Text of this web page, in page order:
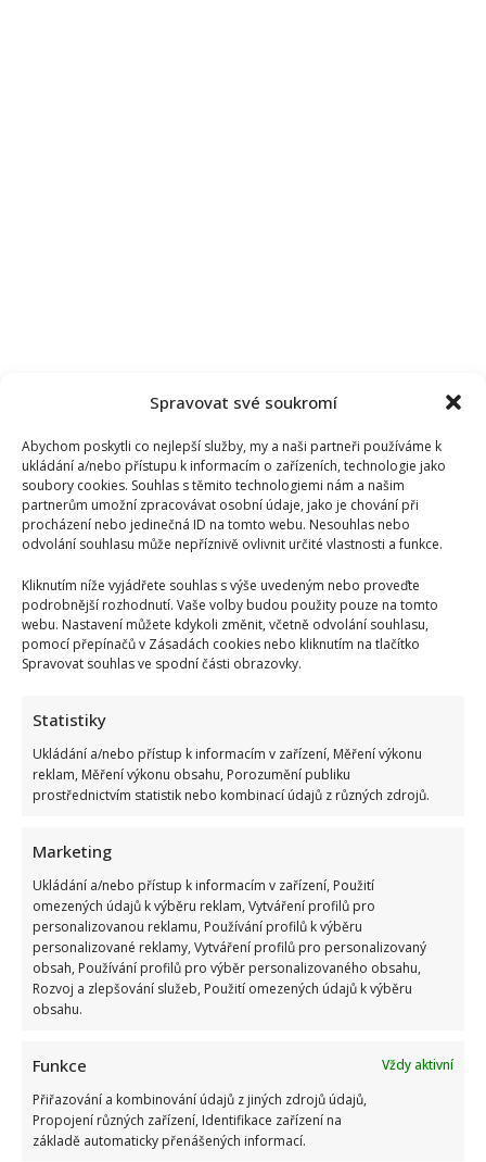
Spravovat své soukromí
Abychom poskytli co nejlepší služby, my a naši partneři používáme k
ukládání a/nebo přístupu k informacím o zařízeních, technologie jako
soubory cookies. Souhlas s těmito technologiemi nám a našim
partnerům umožní zpracovávat osobní údaje, jako je chování při
procházení nebo jedinečná ID na tomto webu. Nesouhlas nebo
odvolání souhlasu může nepříznivě ovlivnit určité vlastnosti a funkce.
Kliknutím níže vyjádřete souhlas s výše uvedeným nebo proveďte
podrobnější rozhodnutí. Vaše volby budou použity pouze na tomto
webu. Nastavení můžete kdykoli změnit, včetně odvolání souhlasu,
pomocí přepínačů v Zásadách cookies nebo kliknutím na tlačítko
Spravovat souhlas ve spodní části obrazovky.
Statistiky
Ukládání a/nebo přístup k informacím v zařízení, Měření výkonu
reklam, Měření výkonu obsahu, Porozumění publiku
prostřednictvím statistik nebo kombinací údajů z různých zdrojů.
Marketing
Ukládání a/nebo přístup k informacím v zařízení, Použití
omezených údajů k výběru reklam, Vytváření profilů pro
personalizovanou reklamu, Používání profilů k výběru
personalizované reklamy, Vytváření profilů pro personalizovaný
obsah, Používání profilů pro výběr personalizovaného obsahu,
Rozvoj a zlepšování služeb, Použití omezených údajů k výběru
obsahu.
Funkce
Vždy aktivní
Přiřazování a kombinování údajů z jiných zdrojů údajů,
Propojení různých zařízení, Identifikace zařízení na
základě automaticky přenášených informací.
Jiří Dvořák o svém výjezdu na Ukrajinu, kde viděl samé hrůzy:
Bolestivý moment Ivy Pazderkové na dovolené: Její video
rozesmálo i vzbudilo velký obdiv
Jak bude podle AI Marek Ztracený vypadat v důchodu: Šedivé
vlasy ani vousy mu vůbec neuškodí